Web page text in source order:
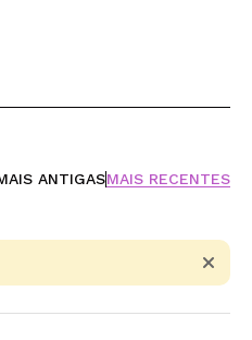
ANTIGASMAIS RECENTES